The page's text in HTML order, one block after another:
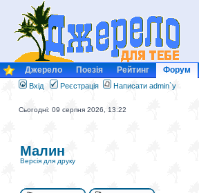
Джерело Поезія Рейтинг Форум
Вхід Реєстрація Написати admin`у
Сьогодні: 09 серпня 2026, 13:22
Малин
Версія для друку